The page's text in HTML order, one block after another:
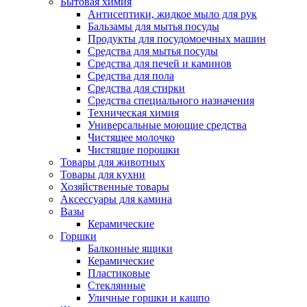
Антисептики, жидкое мыло для рук
Бальзамы для мытья посуды
Продукты для посудомоечных машин
Средства для мытья посуды
Средства для печей и каминов
Средства для пола
Средства для стирки
Средства специального назначения
Техническая химия
Универсальные моющие средства
Чистящее молочко
Чистящие порошки
Товары для животных
Товары для кухни
Хозяйственные товары
Аксессуары для камина
Вазы
Керамические
Горшки
Балконные ящики
Керамические
Пластиковые
Стеклянные
Уличные горшки и кашпо